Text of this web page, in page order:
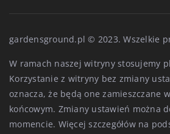
gardensground.pl © 2023. Wszelkie
W ramach naszej witryny stosujemy
Korzystanie z witryny bez zmiany
oznacza, że będą one zamieszczane
końcowym. Zmiany ustawień można
momencie. Więcej szczegółów na